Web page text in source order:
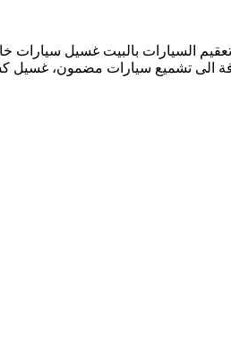
السيارات بالبيت غسيل سيارات
الى تشميع سيارات مضمون،